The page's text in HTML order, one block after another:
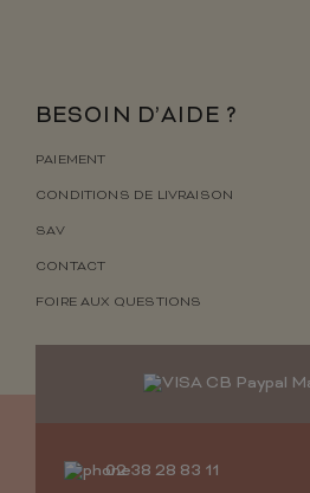
BESOIN D’AIDE ?
PAIEMENT
CONDITIONS DE LIVRAISON
SAV
CONTACT
FOIRE AUX QUESTIONS
02 38 28 83 11